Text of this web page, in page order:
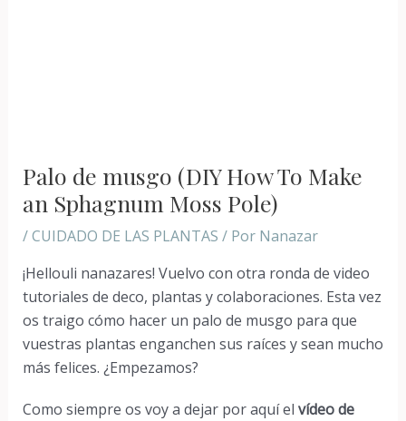
Palo de musgo (DIY How To Make
an Sphagnum Moss Pole)
/CUIDADO DE LAS PLANTAS / Por Nanazar
¡Hellouli nanazares! Vuelvo con otra ronda de video
tutoriales de deco, plantas y colaboraciones. Esta vez
os traigo cómo hacer un palo de musgo para que
vuestras plantas enganchen sus raíces y sean mucho
más felices. ¿Empezamos?
Como siempre os voy a dejar por aquí el vídeo de